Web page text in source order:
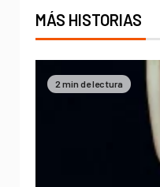
MÁS HISTORIAS
2 min de lectura